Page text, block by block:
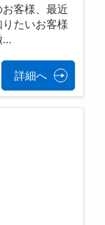
客様、最近
たいお客様
…
詳細へ